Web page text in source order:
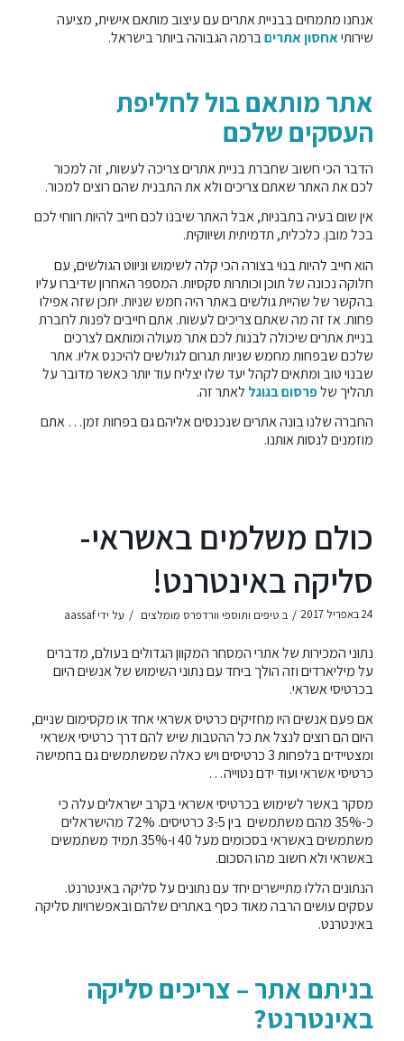
אנחנו מתמחים בבניית אתרים עם עיצוב מותאם אישית, מציעה
שירותיאחסון אתריםברמה הגבוהה ביותר בישראל.
אתר מותאם בול לחליפת
העסקים שלכם
הדבר הכי חשוב שחברת בניית אתרים צריכה לעשות, זה למכור
לכם את האתר שאתם צריכים ולא את התבנית שהם רוצים למכור.
אין שום בעיה בתבניות, אבל האתר שיבנו לכם חייב להיות רווחי לכם
בכל מובן. כלכלית, תדמיתית ושיווקית.
הוא חייב להיות בנוי בצורה הכי קלה לשימוש וניווט הגולשים, עם
חלוקה נכונה של תוכן וכותרות סקסיות. המספר האחרון שדיברו עליו
בהקשר של שהיית גולשים באתר היה חמש שניות. יתכן שזה אפילו
פחות. אז זה מה שאתם צריכים לעשות. אתם חייבים לפנות לחברת
בניית אתרים שיכולה לבנות לכם אתר מעולה ומותאם לצרכים
שלכם שבפחות מחמש שניות תגרום לגולשים להיכנס אליו. אתר
שבנוי טוב ומתאים לקהל יעד שלו יצליח עוד יותר כאשר מדובר על
תהליך שלפרסום בגוגל לאתר זה.
החברה שלנו בונה אתרים שנכנסים אליהם גם בפחות זמן… אתם
מוזמנים לנסות אותנו.
כולם משלמים באשראי-
סליקה באינטרנט!
24 באפריל 2017 / ב טיפים ותוספי וורדפרס מומלצים / על ידיaassaf
נתוני המכירות של אתרי המסחר המקוון הגדולים בעולם, מדברים
על מיליארדים וזה הולך ביחד עם נתוני השימוש של אנשים היום
בכרטיסי אשראי.
אם פעם אנשים היו מחזיקים כרטיס אשראי אחד או מקסימום שניים,
היום הם רוצים לנצל את כל ההטבות שיש להם דרך כרטיסי אשראי
ומצטיידים בלפחות 3 כרטיסים ויש כאלה שמשתמשים גם בחמישה
כרטיסי אשראי ועוד ידם נטוייה…
מסקר באשר לשימוש בכרטיסי אשראי בקרב ישראלים עלה כי
כ-35% מהם משתמשים בין 3-5 כרטיסים. 72% מהישראלים
משתמשים באשראי בסכומים מעל 40 ו-35% תמיד משתמשים
באשראי ולא חשוב מהו הסכום.
הנתונים הללו מתיישרים יחד עם נתונים על סליקה באינטרנט.
עסקים עושים הרבה מאוד כסף באתרים שלהם ובאפשרויות סליקה
באינטרנט.
בניתם אתר – צריכים סליקה
באינטרנט?